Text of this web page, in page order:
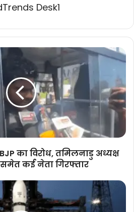
Desk1
का विरोध, तमिलनाडु अध्यक्ष
कई नेता गिरफ्तार